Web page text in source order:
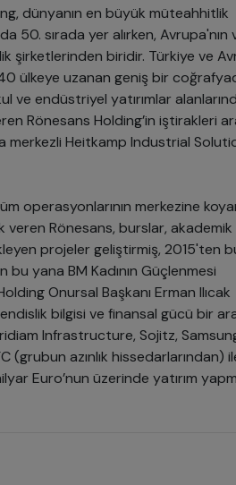
dünyanın en büyük müteahhitlik
50. sırada yer alırken, Avrupa'nın
şirketlerinden biridir. Türkiye ve
ülkeye uzanan geniş bir
ve endüstriyel yatırımlar
Rönesans Holding’in iştirakleri
merkezli Heitkamp Industrial
operasyonlarının merkezine
veren Rönesans, burslar, akademik
projeler geliştirmiş, 2015'ten
yana BM Kadının Güçlenmesi
Onursal Başkanı Erman Ilıcak
bilgisi ve finansal gücü bir
Infrastructure, Sojitz,
(grubun azınlık hissedarlarından)
Euro’nun üzerinde yatırım